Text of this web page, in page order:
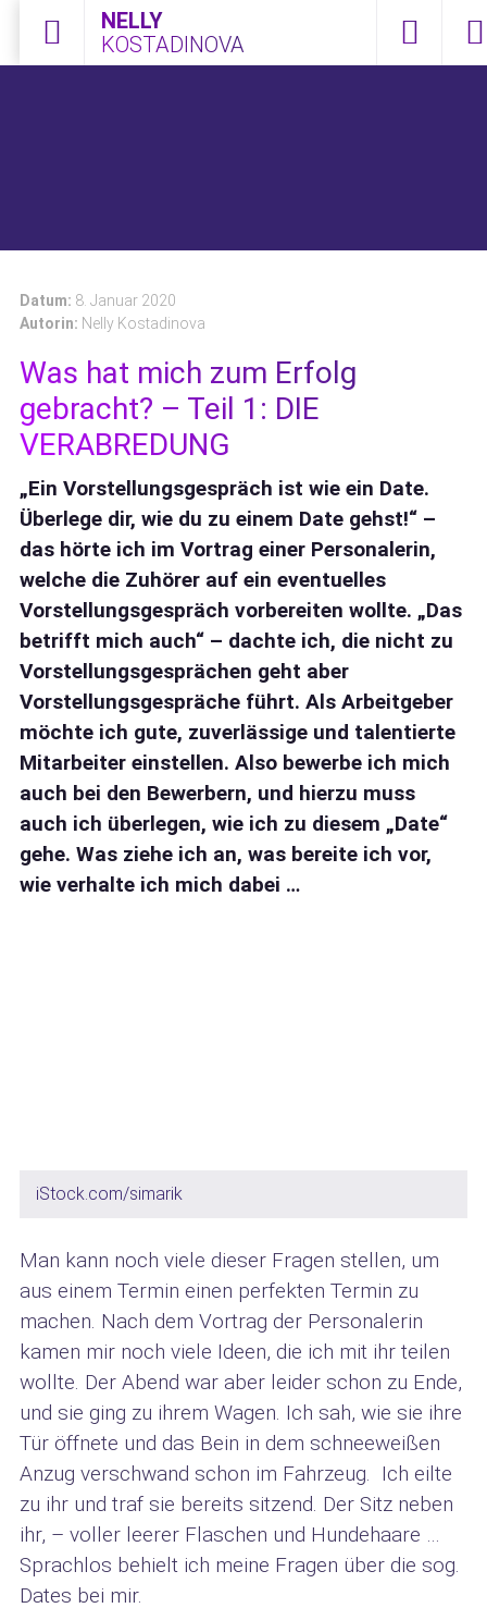
NELLY
KOSTADINOVA
Datum: 8. Januar 2020
Autorin: Nelly Kostadinova
Was hat mich zum Erfolg
gebracht? – Teil 1: DIE
VERABREDUNG
„Ein Vorstellungsgespräch ist wie ein Date.
Überlege dir, wie du zu einem Date gehst!“ –
das hörte ich im Vortrag einer Personalerin,
welche die Zuhörer auf ein eventuelles
Vorstellungsgespräch vorbereiten wollte. „Das
betrifft mich auch“ – dachte ich, die nicht zu
Vorstellungsgesprächen geht aber
Vorstellungsgespräche führt. Als Arbeitgeber
möchte ich gute, zuverlässige und talentierte
Mitarbeiter einstellen. Also bewerbe ich mich
auch bei den Bewerbern, und hierzu muss
auch ich überlegen, wie ich zu diesem „Date“
gehe. Was ziehe ich an, was bereite ich vor,
wie verhalte ich mich dabei …
iStock.com/simarik
Man kann noch viele dieser Fragen stellen, um
aus einem Termin einen perfekten Termin zu
machen. Nach dem Vortrag der Personalerin
kamen mir noch viele Ideen, die ich mit ihr teilen
wollte. Der Abend war aber leider schon zu Ende,
und sie ging zu ihrem Wagen. Ich sah, wie sie ihre
Tür öffnete und das Bein in dem schneeweißen
Anzug verschwand schon im Fahrzeug. Ich eilte
zu ihr und traf sie bereits sitzend. Der Sitz neben
ihr, – voller leerer Flaschen und Hundehaare …
Sprachlos behielt ich meine Fragen über die sog.
Dates bei mir.